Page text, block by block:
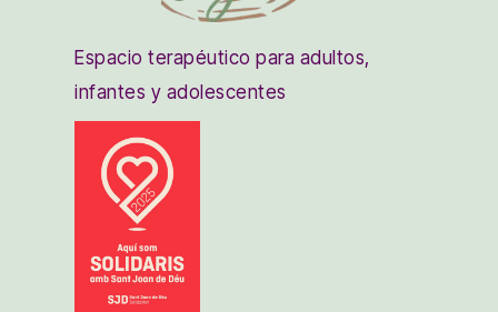
Espacio terapéutico para adultos,
infantes y adolescentes